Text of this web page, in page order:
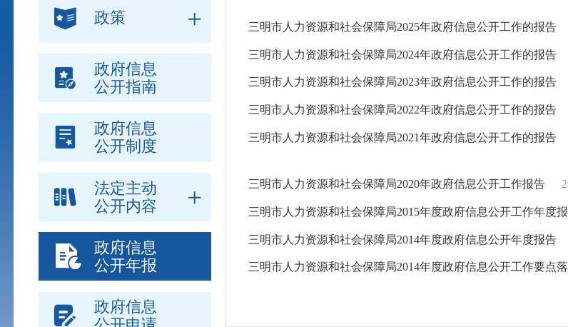
政策
政府信息
公开指南
政府信息
公开制度
法定主动
公开内容
政府信息
公开年报
政府信息
三明市人力资源和社会保障局2025年政府信息公开工作的报告
三明市人力资源和社会保障局2024年政府信息公开工作的报告
三明市人力资源和社会保障局2023年政府信息公开工作的报告
三明市人力资源和社会保障局2022年政府信息公开工作的报告
三明市人力资源和社会保障局2021年政府信息公开工作的报告
三明市人力资源和社会保障局2020年政府信息公开工作报告
三明市人力资源和社会保障局2015年度政府信息公开工作年度
三明市人力资源和社会保障局2014年度政府信息公开年度报告
三明市人力资源和社会保障局2014年度政府信息公开工作要点